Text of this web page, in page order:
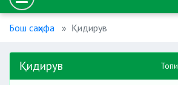
Бош саҳифа Қидирув
Қидирув